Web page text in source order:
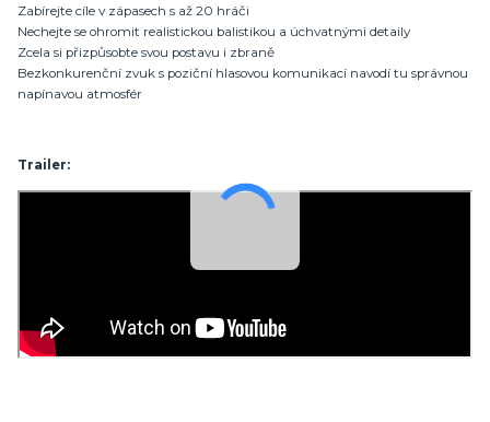
Zabírejte cíle v zápasech s až 20 hráči
Nechejte se ohromit realistickou balistikou a úchvatnými detaily
Zcela si přizpůsobte svou postavu i zbraně
Bezkonkurenční zvuk s poziční hlasovou komunikací navodí tu správnou
napínavou atmosfér
Trailer: